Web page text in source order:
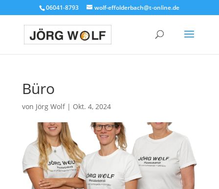
06041-8793 wolf-effolderbach@t-online.de
Büro
von Jörg Wolf| Okt. 4, 2024